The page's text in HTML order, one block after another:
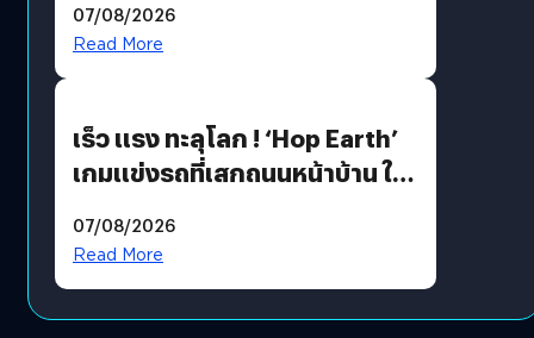
AI เพื่อการแพทย์ในประเทศไทย
07/08/2026
Read More
เร็ว แรง ทะลุโลก ! ‘Hop Earth’
เกมแข่งรถที่เสกถนนหน้าบ้าน ให้
07/08/2026
Read More